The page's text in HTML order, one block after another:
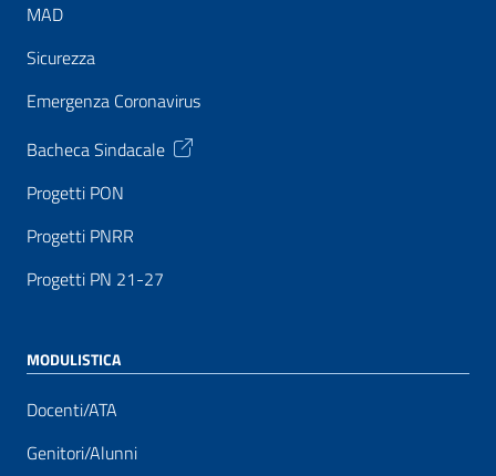
MAD
Sicurezza
Emergenza Coronavirus
Bacheca Sindacale
Progetti PON
Progetti PNRR
Progetti PN 21-27
MODULISTICA
Docenti/ATA
Genitori/Alunni